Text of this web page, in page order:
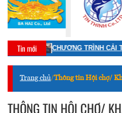
Tin mới
Trang chủ/Thông tin Hội chợ/
THÔNG TIN HỘI CHỢ/